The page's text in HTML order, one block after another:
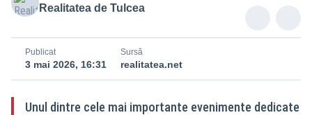
Realitatea de Tulcea
Publicat
3 mai 2026, 16:31
Sursă
realitatea.net
Unul dintre cele mai importante evenimente dedicate